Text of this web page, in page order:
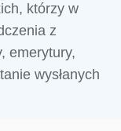
którzy w
z
emerytury,
wysłanych